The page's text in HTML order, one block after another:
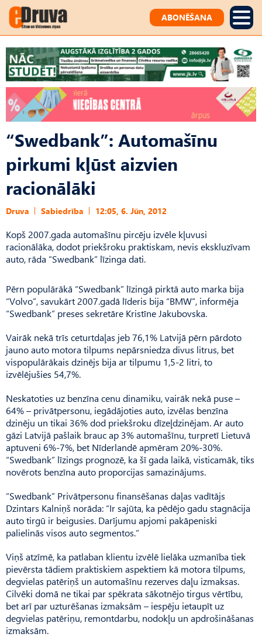
ABONĒŠANA
“Swedbank”: Automašīnu
pirkumi kļūst aizvien
racionālāki
Druva Sabiedrība 12:05, 6. Jūn, 2012
Kopš 2007.gada automašīnu pircēju izvēle kļuvusi
racionālāka, dodot priekšroku praktiskam, nevis ekskluzīvam
auto, rāda “Swedbank” līzinga dati.
Pērn populārākā “Swedbank” līzingā pirktā auto marka bija
“Volvo”, savukārt 2007.gadā līderis bija “BMW”, informēja
“Swedbank” preses sekretāre Kristīne Jakubovska.
Vairāk nekā trīs ceturtdaļas jeb 76,1% Latvijā pērn pārdoto
jauno auto motora tilpums nepārsniedza divus litrus, bet
vispopulārākais dzinējs bija ar tilpumu 1,5-2 litri, to
izvēlējušies 54,7%.
Neskatoties uz benzīna cenu dinamiku, vairāk nekā puse –
64% – privātpersonu, iegādājoties auto, izvēlas benzīna
dzinēju un tikai 36% dod priekšroku dīzeļdzinējam. Ar auto
gāzi Latvijā pašlaik brauc ap 3% automašīnu, turpretī Lietuvā
aptuveni 6%-7%, bet Nīderlandē apmēram 20%-30%.
“Swedbank” līzings prognozē, ka šī gada laikā, visticamāk, tiks
novērots benzīna auto proporcijas samazinājums.
“Swedbank” Privātpersonu finansēšanas daļas vadītājs
Dzintars Kalniņš norāda: “Ir sajūta, ka pēdējo gadu stagnācija
auto tirgū ir beigusies. Darījumu apjomi pakāpeniski
palielinās visos auto segmentos.”
Viņš atzīmē, ka patlaban klientu izvēlē lielāka uzmanība tiek
pievērsta tādiem praktiskiem aspektiem kā motora tilpums,
degvielas patēriņš un automašīnu rezerves daļu izmaksas.
Cilvēki domā ne tikai par spēkrata sākotnējo tirgus vērtību,
bet arī par uzturēšanas izmaksām – iespēju ietaupīt uz
degvielas patēriņu, remontdarbu, nodokļu un apdrošināšanas
izmaksām.